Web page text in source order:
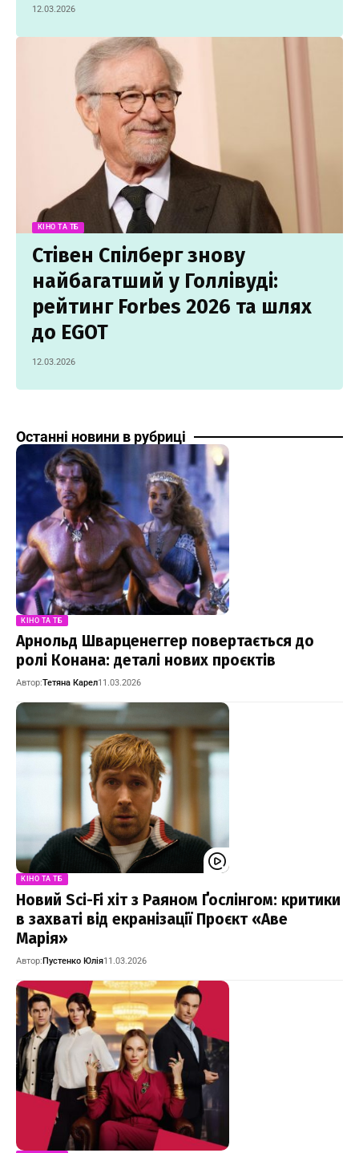
12.03.2026
КІНО ТА ТБ
Стівен Спілберг знову
найбагатший у Голлівуді:
рейтинг Forbes 2026 та шлях
до EGOT
12.03.2026
Останні новини в рубриці
КІНО ТА ТБ
Арнольд Шварценеггер повертається до
ролі Конана: деталі нових проєктів
Автор:Тетяна Карел11.03.2026
КІНО ТА ТБ
Новий Sci-Fi хіт з Раяном Ґослінгом: критики
в захваті від екранізації Проєкт «Аве
Марія»
Автор:Пустенко Юлія11.03.2026